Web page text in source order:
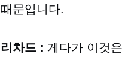
때문입니다.
리차드 : 게다가 이것